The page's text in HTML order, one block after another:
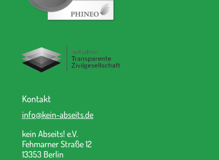
Kontakt
info@kein-abseits.de
kein Abseits! e.V.
Fehmarner Straße 12
13353 Berlin